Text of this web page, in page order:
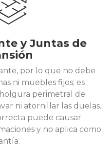
y Juntas de
por lo que no debe
ni muebles fijos; es
perimetral de
ni atornillar las duelas.
puede causar
y no aplica como